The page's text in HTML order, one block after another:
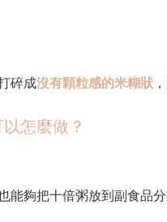
碎成沒有顆粒感的米糊狀
怎麼做？
能夠把十倍粥放到副食品